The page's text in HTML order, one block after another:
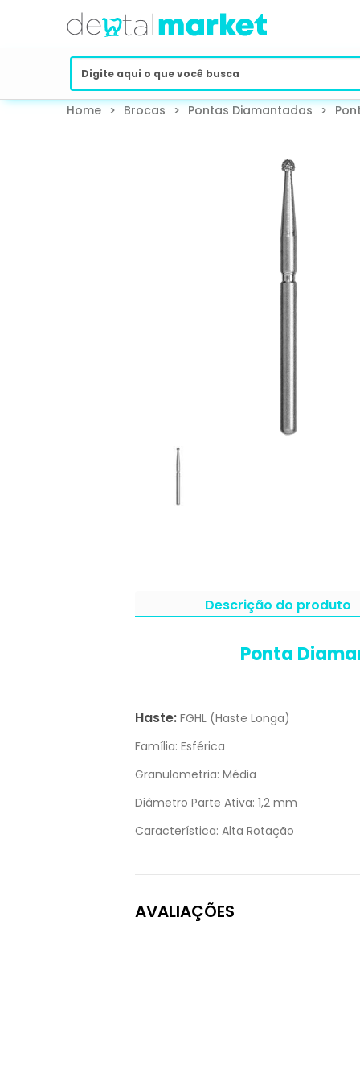
Home > Brocas > Pontas Diamantadas >
Descrição do produto
Ponta
Haste: FGHL (Haste Longa)
Família: Esférica
Granulometria: Média
Diâmetro Parte Ativa: 1,2 mm
Característica: Alta Rotação
AVALIAÇÕES